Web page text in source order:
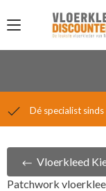
14 dagen gratis
Dé specialist
Vloerkleed
Patchwork